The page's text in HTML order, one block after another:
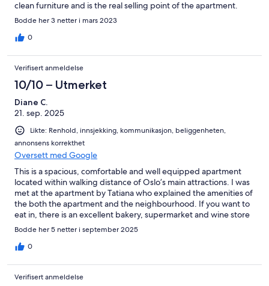
clean furniture and is the real selling point of the apartment.
Just loved the colour scheme! The bathroom / laundry is
with the window on the walkway but it’s just part of the overall
complaints (although we found the tv a bit of a challenge). We’d
happily stay here again….it was a relaxing, clean and very
comfortable stay. Thanks Jarle and special thanks to Tatiana.
Bodde her 3 netter i mars 2023
0
Verifisert anmeldelse
10/10 – Utmerket
Diane C.
21. sep. 2025
Likte: Renhold, innsjekking, kommunikasjon, beliggenheten,
annonsens korrekthet
Oversett med Google
This is a spacious, comfortable and well equipped apartment
located within walking distance of Oslo’s main attractions. I was
met at the apartment by Tatiana who explained the amenities of
the both the apartment and the neighbourhood. If you want to
eat in, there is an excellent bakery, supermarket and wine store
within blocks of the apartment. If you want to eat out, there are
a plethora of great restaurants close by. Tatiana went well
beyond what might be expected when the afternoon before
hour she had delivered a charger for use in the apartment. It
was a lifesaver. I would definitely return to this apartment!
Bodde her 5 netter i september 2025
0
Verifisert anmeldelse